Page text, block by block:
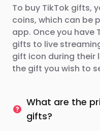
To buy TikTok gifts,
coins, which can be
app. Once you have
gifts to live
gift icon during their
the gift you wish to
What are the
gifts?